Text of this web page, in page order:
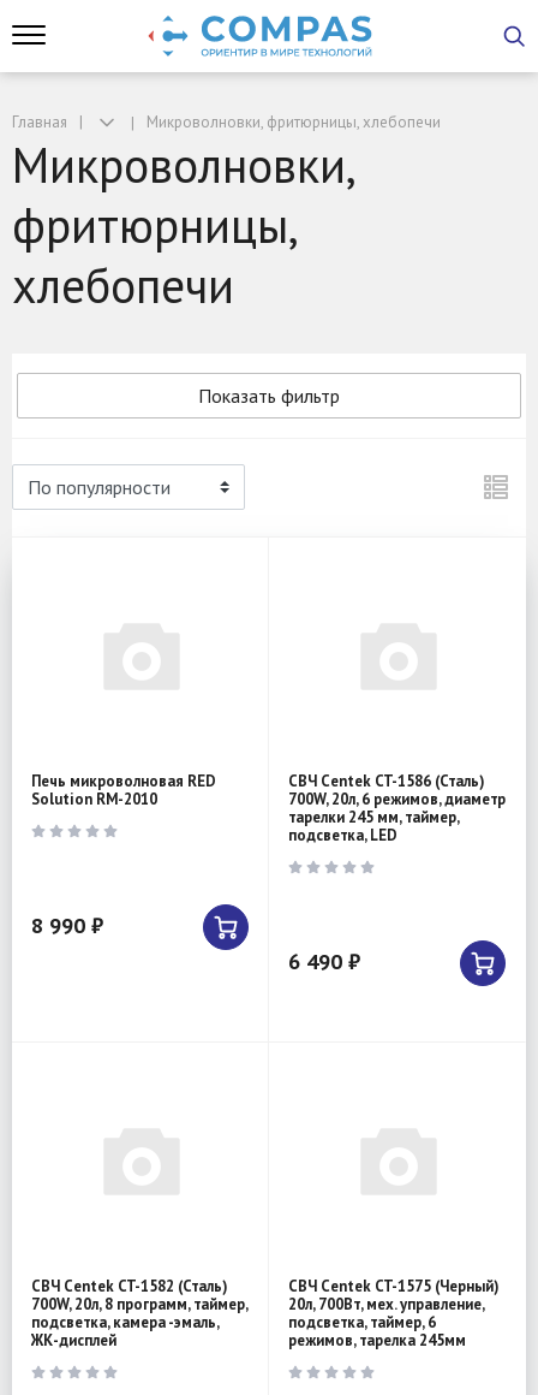
Главная Микроволновки, фритюрницы, хлебопечи
Микроволновки,
фритюрницы,
хлебопечи
Показать фильтр
Печь микроволновая RED
Solution RM-2010
8 990 ₽
СВЧ Centek CT-1586 (Сталь)
700W, 20л, 6 режимов, диаметр
тарелки 245 мм, таймер,
подсветка, LED
6 490 ₽
СВЧ Centek CT-1582 (Сталь)
700W, 20л, 8 программ, таймер,
подсветка, камера -эмаль,
ЖК-дисплей
СВЧ Centek CT-1575 (Черный)
20л, 700Вт, мех. управление,
подсветка, таймер, 6
режимов, тарелка 245мм